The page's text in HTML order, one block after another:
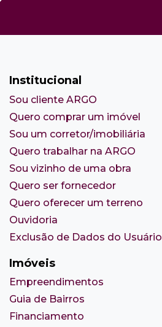
Institucional
Sou cliente ARGO
Quero comprar um imóvel
Sou um corretor/imobiliária
Quero trabalhar na ARGO
Sou vizinho de uma obra
Quero ser fornecedor
Quero oferecer um terreno
Ouvidoria
Exclusão de Dados do Usuário
Imóveis
Empreendimentos
Guia de Bairros
Financiamento